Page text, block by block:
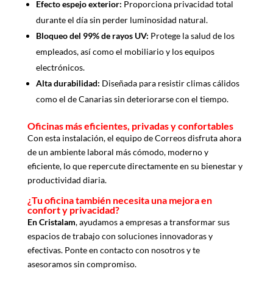
Efecto espejo exterior: Proporciona privacidad total
durante el día sin perder luminosidad natural.
Bloqueo del 99% de rayos UV: Protege la salud de los
empleados, así como el mobiliario y los equipos
electrónicos.
Alta durabilidad: Diseñada para resistir climas cálidos
como el de Canarias sin deteriorarse con el tiempo.
Oficinas más eficientes, privadas y confortables
Con esta instalación, el equipo de Correos disfruta ahora
de un ambiente laboral más cómodo, moderno y
eficiente, lo que repercute directamente en su bienestar y
productividad diaria.
¿Tu oficina también necesita una mejora en
confort y privacidad?
En Cristalam, ayudamos a empresas a transformar sus
espacios de trabajo con soluciones innovadoras y
efectivas. Ponte en contacto con nosotros y te
asesoramos sin compromiso.